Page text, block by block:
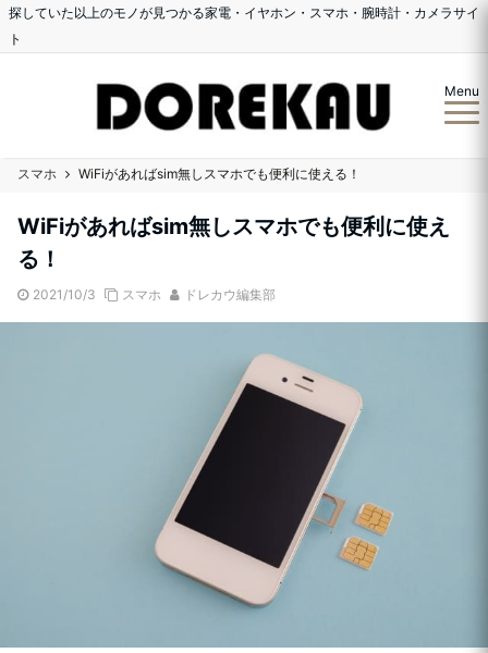
探していた以上のモノが見つかる家電・イヤホン・スマホ・腕時計・カメラサイ
ト
Menu
スマホ WiFiがあればsim無しスマホでも便利に使える！
WiFiがあればsim無しスマホでも便利に使え
る！
2021/10/3 スマホ ドレカウ編集部